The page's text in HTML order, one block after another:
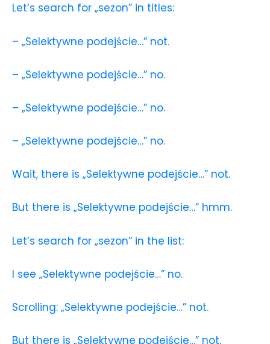
Let’s search for „sezon” in titles:
– „Selektywne podejście…” not.
– „Selektywne podejście…” no.
– „Selektywne podejście…” no.
– „Selektywne podejście…” no.
Wait, there is „Selektywne podejście…” not.
But there is „Selektywne podejście…” hmm.
Let’s search for „sezon” in the list:
I see „Selektywne podejście…” no.
Scrolling: „Selektywne podejście…” not.
But there is „Selektywne podejście…” not.